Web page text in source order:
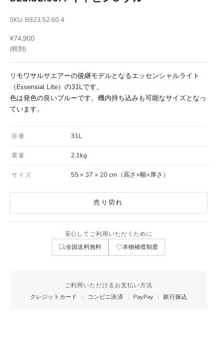
SKU: B823.52.60.4
セール価格
¥74,900
(税別)
リモワサルサエアーの後継モデルとなるエッセンシャルライト
（Essensial Lite）の31Lです。
色は発色の良いブルーです。機内持ち込みも可能なサイズとなっ
ています。
容量 31L
重量 2.1kg
サイズ 55 × 37 × 20 cm（高さ×幅×厚さ）
売り切れ
安心してご利用いただくために
全国送料無料 本物補償制度
ご利用いただけるお支払い方法
クレジットカード
コンビニ決済 PayPay 銀行振込